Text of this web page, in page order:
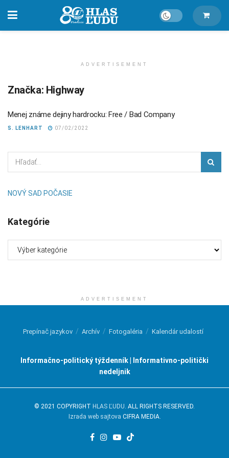
ADVERTISEMENT
Značka: Highway
Menej známe dejiny hardrocku: Free / Bad Company
S. LENHART 07/02/2022
NOVÝ SAD POČASIE
Kategórie
ADVERTISEMENT
Prepínač jazykov Archív Fotogaléria Kalendár udalostí
Informačno-politický týždenník | Informativno-politički
nedeljnik
© 2021 COPYRIGHT HLAS ĽUDU. ALL RIGHTS RESERVED.
Izrada web sajtova CIFRA MEDIA.